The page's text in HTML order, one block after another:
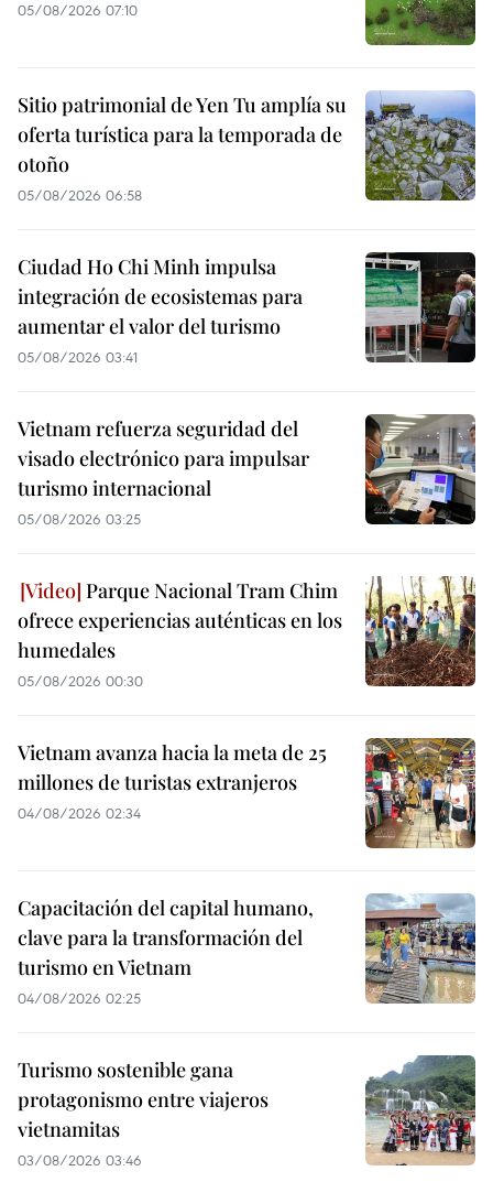
05/08/2026 07:10
Sitio patrimonial de Yen Tu amplía su
oferta turística para la temporada de
otoño
05/08/2026 06:58
Ciudad Ho Chi Minh impulsa
integración de ecosistemas para
aumentar el valor del turismo
05/08/2026 03:41
Vietnam refuerza seguridad del
visado electrónico para impulsar
turismo internacional
05/08/2026 03:25
Parque Nacional Tram Chim
ofrece experiencias auténticas en los
humedales
05/08/2026 00:30
Vietnam avanza hacia la meta de 25
millones de turistas extranjeros
04/08/2026 02:34
Capacitación del capital humano,
clave para la transformación del
turismo en Vietnam
04/08/2026 02:25
Turismo sostenible gana
protagonismo entre viajeros
vietnamitas
03/08/2026 03:46